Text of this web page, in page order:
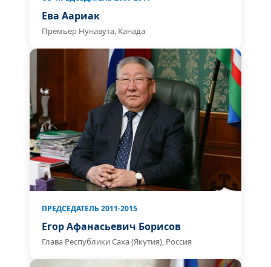
Ева Аариак
Премьер Нунавута, Канада
ПРЕДСЕДАТЕЛЬ 2011-2015
Егор Афанасьевич Борисов
Глава Республики Саха (Якутия), Россия